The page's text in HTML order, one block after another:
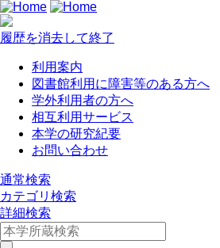
履歴を消去して終了
利用案内
図書館利用に障害等のある方へ
学外利用者の方へ
相互利用サービス
本学の研究紀要
お問い合わせ
通常検索
カテゴリ検索
詳細検索